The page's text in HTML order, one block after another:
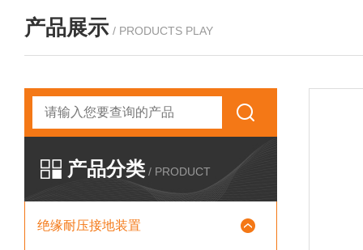
产品展示 / PRODUCTS PLAY
产品分类 / PRODUCT
绝缘耐压接地装置